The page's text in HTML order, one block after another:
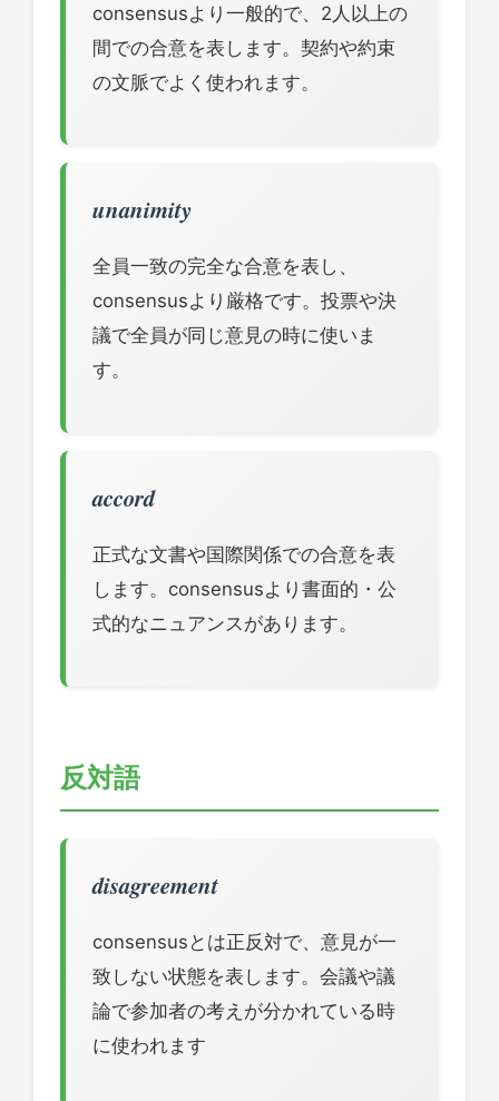
consensusより一般的で、2人以上の
間での合意を表します。契約や約束
の文脈でよく使われます。
unanimity
全員一致の完全な合意を表し、
consensusより厳格です。投票や決
議で全員が同じ意見の時に使いま
す。
accord
正式な文書や国際関係での合意を表
します。consensusより書面的・公
式的なニュアンスがあります。
反対語
disagreement
consensusとは正反対で、意見が一
致しない状態を表します。会議や議
論で参加者の考えが分かれている時
に使われます